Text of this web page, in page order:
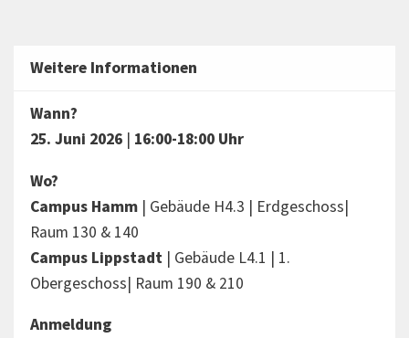
Weitere Informationen
Wann?
25. Juni 2026| 16:00-18:00 Uhr
Wo?
Campus Hamm | Gebäude H4.3 | Erdgeschoss|
Raum 130 & 140
Campus Lippstadt | Gebäude L4.1 | 1.
Obergeschoss| Raum 190 & 210
Anmeldung